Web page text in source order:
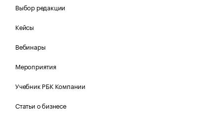
Выбор редакции
Кейсы
Вебинары
Мероприятия
Учебник РБК Компании
Статьи о бизнесе